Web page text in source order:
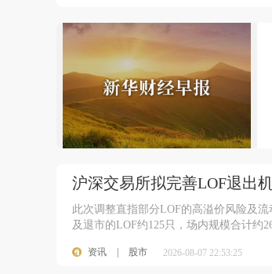
沪深交易所拟完善LOF退出
此次调整直指部分LOF的高溢价风险及
及退市的LOF约125只，场内规模合计约
资讯 股市 2026-08-07 22:53:25